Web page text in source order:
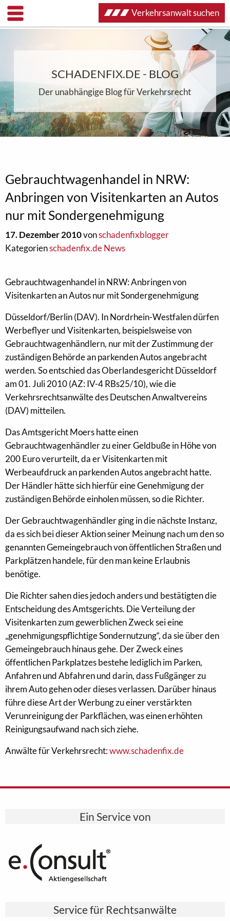
SCHADENFIX.DE - BLOG
Der unabhängige Blog für Verkehrsrecht
Gebrauchtwagenhandel in NRW:
Anbringen von Visitenkarten an Autos
nur mit Sondergenehmigung
17. Dezember 2010vonschadenfixblogger
Kategorienschadenfix.de News
Gebrauchtwagenhandel in NRW: Anbringen von
Visitenkarten an Autos nur mit Sondergenehmigung
Düsseldorf/Berlin (DAV). In Nordrhein-Westfalen dürfen
Werbeflyer und Visitenkarten, beispielsweise von
Gebrauchtwagenhändlern, nur mit der Zustimmung der
zuständigen Behörde an parkenden Autos angebracht
werden. So entschied das Oberlandesgericht Düsseldorf
am 01. Juli 2010 (AZ: IV-4 RBs25/10), wie die
Verkehrsrechtsanwälte des Deutschen Anwaltvereins
(DAV) mitteilen.
Das Amtsgericht Moers hatte einen
Gebrauchtwagenhändler zu einer Geldbuße in Höhe von
200 Euro verurteilt, da er Visitenkarten mit
Werbeaufdruck an parkenden Autos angebracht hatte.
Der Händler hätte sich hierfür eine Genehmigung der
zuständigen Behörde einholen müssen, so die Richter.
Der Gebrauchtwagenhändler ging in die nächste Instanz,
da es sich bei dieser Aktion seiner Meinung nach um den so
genannten Gemeingebrauch von öffentlichen Straßen und
Parkplätzen handele, für den man keine Erlaubnis
benötige.
Die Richter sahen dies jedoch anders und bestätigten die
Entscheidung des Amtsgerichts. Die Verteilung der
Visitenkarten zum gewerblichen Zweck sei eine
„genehmigungspflichtige Sondernutzung“, da sie über den
Gemeingebrauch hinaus gehe. Der Zweck eines
öffentlichen Parkplatzes bestehe lediglich im Parken,
Anfahren und Abfahren und darin, dass Fußgänger zu
ihrem Auto gehen oder dieses verlassen. Darüber hinaus
führe diese Art der Werbung zu einer verstärkten
Verunreinigung der Parkflächen, was einen erhöhten
Reinigungsaufwand nach sich ziehe.
Anwälte für Verkehrsrecht:www.schadenfix.de
Ein Service von
Service für Rechtsanwälte
Verkehrsanwalt suchen